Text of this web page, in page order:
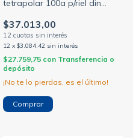
tetrapolar 100a p/riel din
$37.013,00
12 x $3.084,42 sin interés
$27.759,75 con Transferencia o
depósito
¡No te lo pierdas, es el último!